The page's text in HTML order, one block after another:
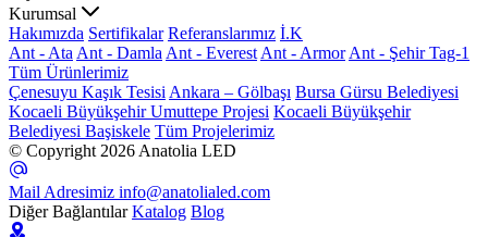
Kurumsal
Hakımızda Sertifikalar Referanslarımız İ.K
Ant - Ata Ant - Damla Ant - Everest Ant - Armor Ant - Şehir Tag-1
Tüm Ürünlerimiz
Çenesuyu Kaşık Tesisi Ankara – Gölbaşı Bursa Gürsu Belediyesi
Kocaeli Büyükşehir Umuttepe Projesi Kocaeli Büyükşehir
Belediyesi Başiskele Tüm Projelerimiz
© Copyright 2026 Anatolia LED
Mail Adresimiz info@anatolialed.com
Diğer Bağlantılar Katalog Blog